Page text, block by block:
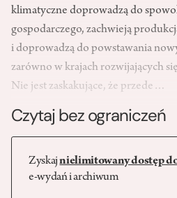
klimatyczne doprowadzą do
gospodarczego, zachwieją
i doprowadzą do powstawania
zarówno w krajach rozwijających
Nie jest zaskakujące, że przede…
Czytaj bez ograniczeń
Zyskajnielimitowany dostęp
e-wydań i archiwum